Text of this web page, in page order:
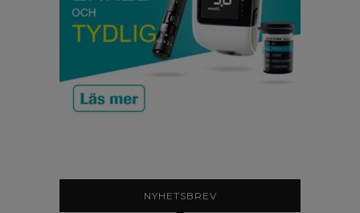
NYHETSBREV